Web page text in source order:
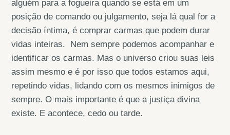
alguém para a fogueira quando se está em um
posição de comando ou julgamento, seja lá qual for a
decisão íntima, é comprar carmas que podem durar
vidas inteiras. Nem sempre podemos acompanhar e
identificar os carmas. Mas o universo criou suas leis
assim mesmo e é por isso que todos estamos aqui,
repetindo vidas, lidando com os mesmos inimigos de
sempre. O mais importante é que a justiça divina
existe. E acontece, cedo ou tarde.